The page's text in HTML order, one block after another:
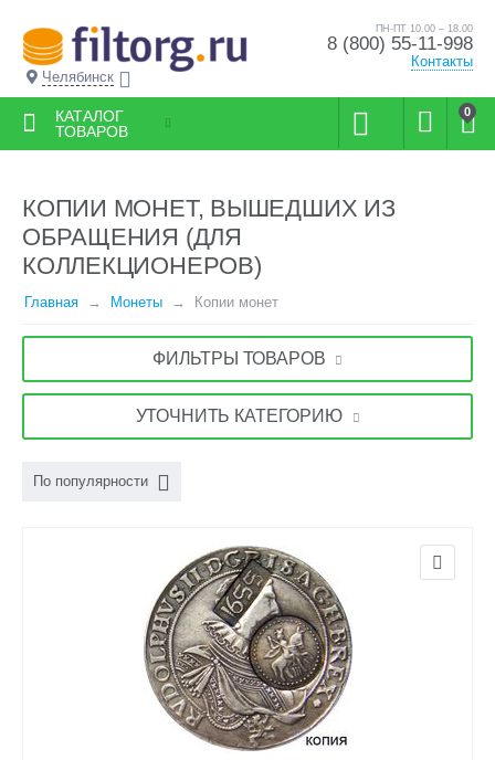
Челябинск
ПН-ПТ 10.00 – 18.00
8 (800) 55-11-998
Контакты
0
КАТАЛОГ
ТОВАРОВ
КОПИИ МОНЕТ, ВЫШЕДШИХ ИЗ
ОБРАЩЕНИЯ (ДЛЯ
КОЛЛЕКЦИОНЕРОВ)
Главная Монеты Копии монет
ФИЛЬТРЫ ТОВАРОВ
УТОЧНИТЬ КАТЕГОРИЮ
По популярности